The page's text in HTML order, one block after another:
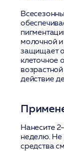
молочной и
защищает
клеточное
действие
Нанесите
неделю. Не
средства